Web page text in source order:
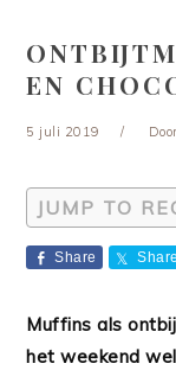
EN
5 juli 2019 Door
JUMP TO
Share Share
Muffins als
het weekend